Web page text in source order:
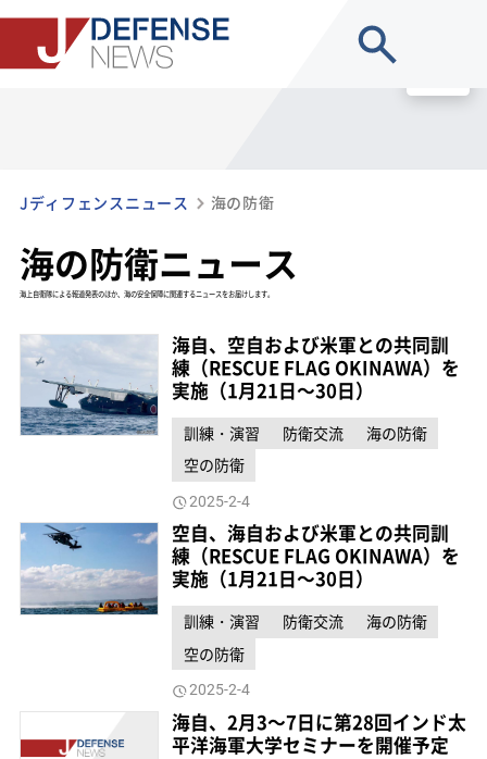
Jディフェンスニュース 海の防衛
海の防衛ニュース
海上自衛隊による報道発表のほか、海の安全保障に関連するニュースをお届けします。
海自、空自および米軍との共同訓
練（RESCUE FLAG OKINAWA）を
実施（1月21日～30日）
訓練・演習 防衛交流
海の防衛
空の防衛
2025-2-4
空自、海自および米軍との共同訓
練（RESCUE FLAG OKINAWA）を
実施（1月21日～30日）
訓練・演習 防衛交流
海の防衛
空の防衛
2025-2-4
海自、2月3～7日に第28回インド太
平洋海軍大学セミナーを開催予定